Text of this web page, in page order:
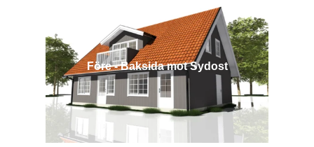
Före - Baksida mot Sydost